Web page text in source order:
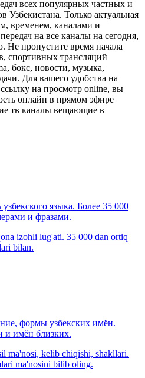
всех популярных частных и
Узбекистана. Только актуальная
временем, каналами и
на все каналы на сегодня,
пропустите время начала
спортивных трансляций
бокс, новости, музыка,
Для вашего удобства на
на просмотр online, вы
онлайн в прямом эфире
тв каналы вещающие в
языка. Более 35 000
и фразами.
izohli lug'ati. 35 000 dan ortiq
bilan.
формы узбекских имён.
и имён близких.
ma'nosi, kelib chiqishi, shakllari.
ma'nosini bilib oling.